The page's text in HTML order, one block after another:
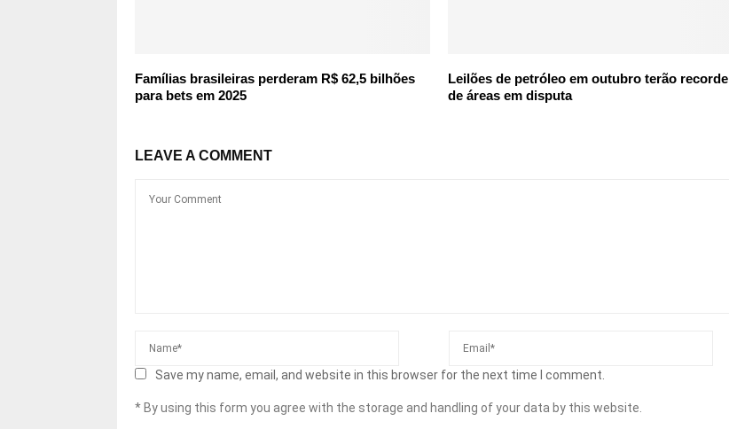
Famílias brasileiras perderam R$ 62,5 bilhões
para bets em 2025
Leilões de petróleo em outubro terão recorde
de áreas em disputa
LEAVE A COMMENT
Save my name, email, and website in this browser for the next time I comment.
* By using this form you agree with the storage and handling of your data by this website.